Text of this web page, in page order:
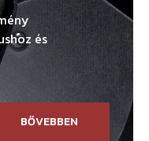
és
BŐVEBBEN